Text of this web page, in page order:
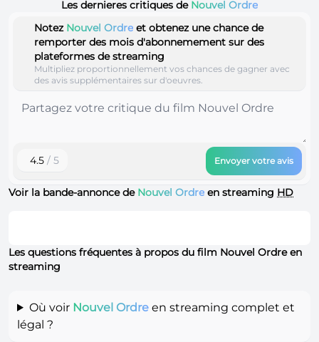
Les dernieres critiques de Nouvel Ordre
Notez Nouvel Ordre et obtenez une chance de
remporter des mois d'abonnemement sur des
plateformes de streaming
Multipliez proportionnellement vos chances de gagner avec
des avis supplémentaires sur d'oeuvres.
4.5 / 5 Envoyer votre avis
Voir la bande-annonce de Nouvel Ordre en streaming HD
Les questions fréquentes à propos du film Nouvel Ordre en
streaming
Où voir Nouvel Ordreen streaming complet et
légal ?